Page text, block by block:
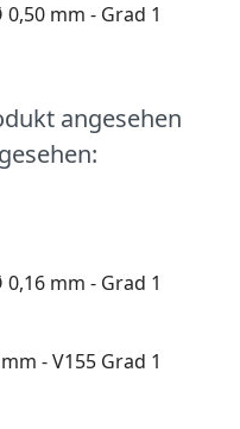
mm - Grad 1
angesehen
mm - Grad 1
- V155 Grad 1